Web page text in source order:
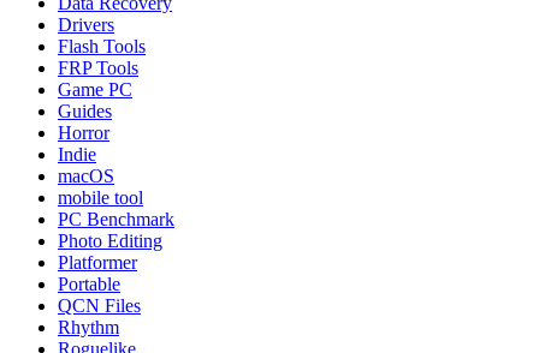
Drivers
Flash Tools
FRP Tools
Game PC
Guides
Horror
Indie
macOS
mobile tool
PC Benchmark
Photo Editing
Platformer
Portable
QCN Files
Rhythm
Roguelike